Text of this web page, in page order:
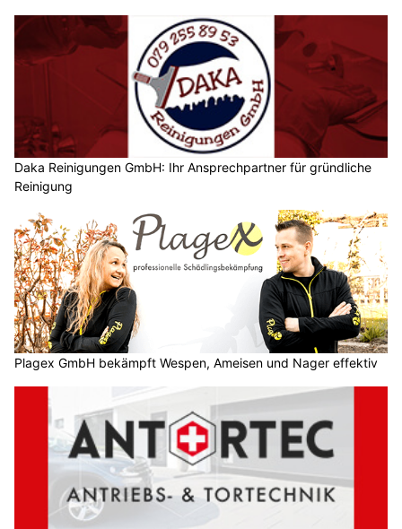
Daka Reinigungen GmbH: Ihr Ansprechpartner für gründliche
Reinigung
Plagex GmbH bekämpft Wespen, Ameisen und Nager effektiv